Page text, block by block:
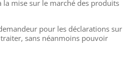
mise sur le marché des produits
pour les déclarations sur
sans néanmoins pouvoir